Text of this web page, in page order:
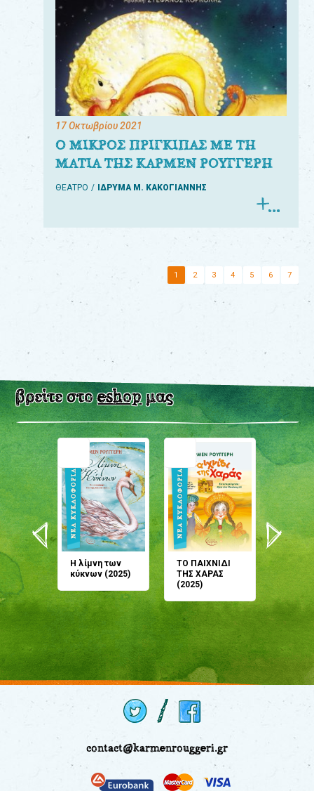
17 Οκτωβρίου 2021
Ο ΜΙΚΡΟΣ ΠΡΙΓΚΙΠΑΣ ΜΕ ΤΗ
ΜΑΤΙΑ ΤΗΣ ΚΑΡΜΕΝ ΡΟΥΓΓΕΡΗ
ΘΕΑΤΡΟ ΙΔΡΥΜΑ Μ. ΚΑΚΟΓΙΑΝΝΗΣ
1 2 3 4 5 6 7
βρείτε στοeshopμας
Η λίμνη των
κύκνων (2025)
ΤΟ ΠΑΙΧΝΙΔΙ
ΤΗΣ ΧΑΡΑΣ
(2025)
μου;
(2024)
contact@karmenrouggeri.gr